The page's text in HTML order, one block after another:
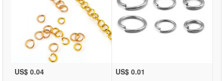
US$ 0.04 US$ 0.01